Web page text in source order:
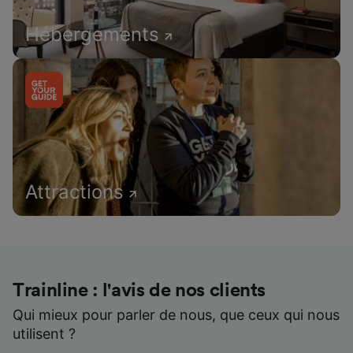
Hébergements
Attractions
Trainline : l'avis de nos clients
Qui mieux pour parler de nous, que ceux qui nous
utilisent ?